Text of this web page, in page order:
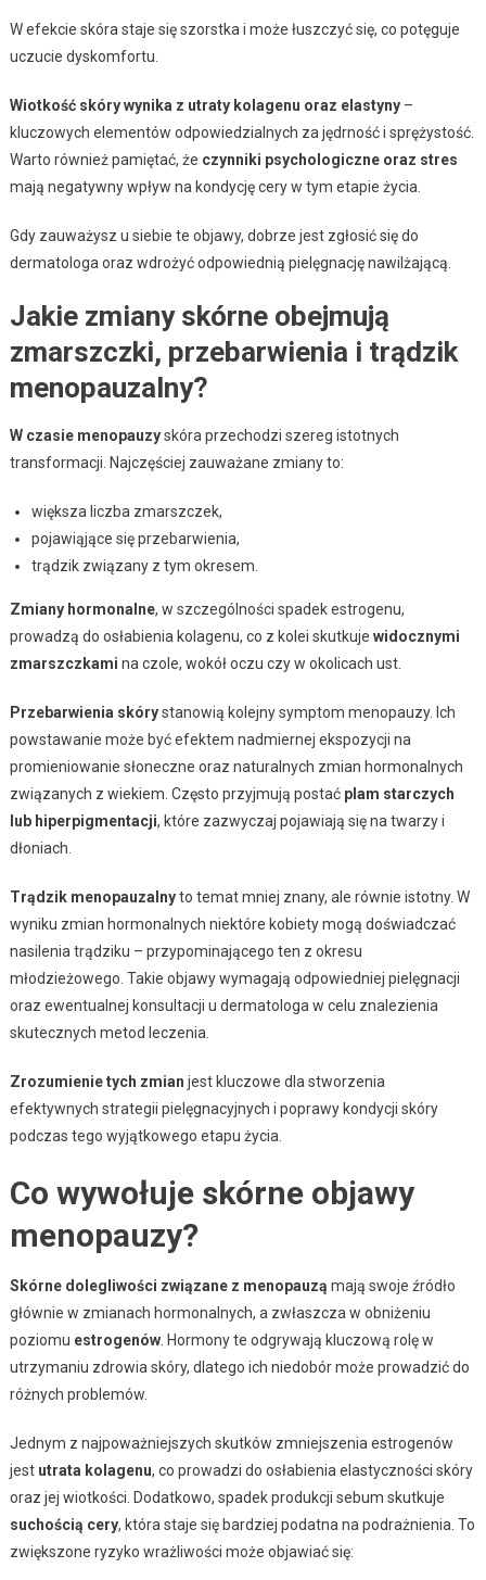
W efekcie skóra staje się szorstka i może łuszczyć się, co potęguje
uczucie dyskomfortu.
Wiotkość skóry wynika z utraty kolagenu oraz elastyny–
kluczowych elementów odpowiedzialnych za jędrność i sprężystość.
Warto również pamiętać, że czynniki psychologiczne oraz stres
mają negatywny wpływ na kondycję cery w tym etapie życia.
Gdy zauważysz u siebie te objawy, dobrze jest zgłosić się do
dermatologa oraz wdrożyć odpowiednią pielęgnację nawilżającą.
Jakie zmiany skórne obejmują
zmarszczki, przebarwienia i trądzik
menopauzalny?
W czasie menopauzyskóra przechodzi szereg istotnych
transformacji. Najczęściej zauważane zmiany to:
większa liczba zmarszczek,
pojawiąjące się przebarwienia,
trądzik związany z tym okresem.
Zmiany hormonalne, w szczególności spadek estrogenu,
prowadzą do osłabienia kolagenu, co z kolei skutkuje widocznymi
zmarszczkami na czole, wokół oczu czy w okolicach ust.
Przebarwienia skórystanowią kolejny symptom menopauzy. Ich
powstawanie może być efektem nadmiernej ekspozycji na
promieniowanie słoneczne oraz naturalnych zmian hormonalnych
związanych z wiekiem. Często przyjmują postać plam starczych
lub hiperpigmentacji, które zazwyczaj pojawiają się na twarzy i
dłoniach.
Trądzik menopauzalnyto temat mniej znany, ale równie istotny. W
wyniku zmian hormonalnych niektóre kobiety mogą doświadczać
nasilenia trądziku – przypominającego ten z okresu
młodzieżowego. Takie objawy wymagają odpowiedniej pielęgnacji
oraz ewentualnej konsultacji u dermatologa w celu znalezienia
skutecznych metod leczenia.
Zrozumienie tych zmian jest kluczowe dla stworzenia
efektywnych strategii pielęgnacyjnych i poprawy kondycji skóry
podczas tego wyjątkowego etapu życia.
Co wywołuje skórne objawy
menopauzy?
Skórne dolegliwości związane z menopauzą mają swoje źródło
głównie w zmianach hormonalnych, a zwłaszcza w obniżeniu
poziomu estrogenów. Hormony te odgrywają kluczową rolę w
utrzymaniu zdrowia skóry, dlatego ich niedobór może prowadzić do
różnych problemów.
Jednym z najpoważniejszych skutków zmniejszenia estrogenów
jest utrata kolagenu, co prowadzi do osłabienia elastyczności skóry
oraz jej wiotkości. Dodatkowo, spadek produkcji sebum skutkuje
suchością cery, która staje się bardziej podatna na podrażnienia. To
zwiększone ryzyko wrażliwości może objawiać się: